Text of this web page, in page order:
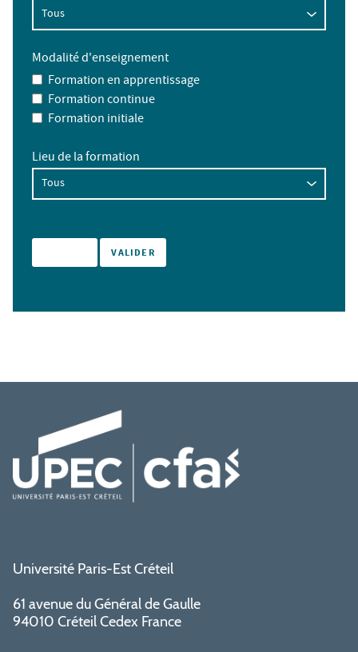
Modalité d'enseignement
Formation en apprentissage
Formation continue
Formation initiale
Lieu de la formation
Université Paris-Est Créteil
61 avenue du Général de Gaulle
94010 Créteil Cedex France